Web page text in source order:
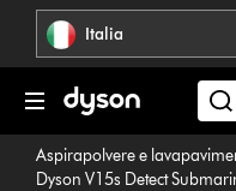
navigazione Italia
su
Aspirapolvere e
Dyson V15s Detect